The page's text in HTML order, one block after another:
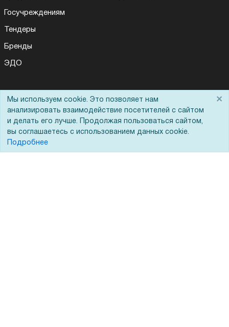
Госучреждениям
Тендеры
Бренды
ЭДО
Помощь
Вопрос-ответ
Реквизиты
Мы используем cookie. Это позволяет нам
анализировать взаимодействие посетителей с сайтом
и делать его лучше. Продолжая пользоваться сайтом,
вы соглашаетесь с использованием данных cookie.
Подробнее
×